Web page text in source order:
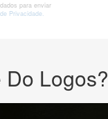
para enviar
Privacidade.
Logos?